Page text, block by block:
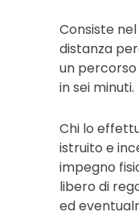
Consiste
distanza
un
in sei minuti.
Chi lo
istruito e
impegno
libero di
ed